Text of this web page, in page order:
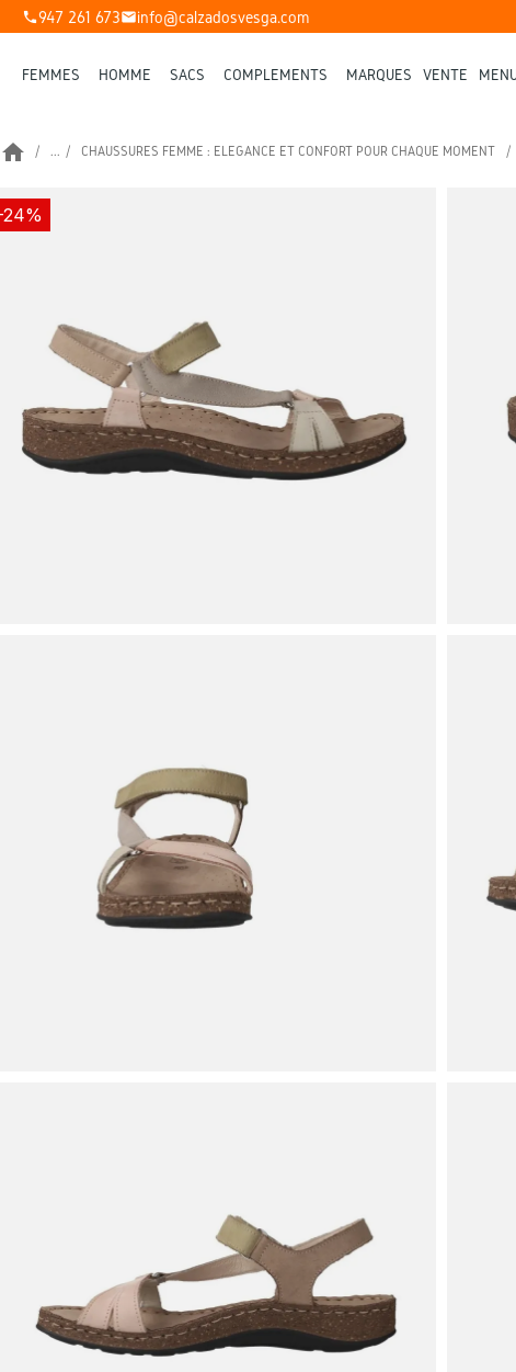
phone947 261 673mailinfo@calzadosvesga.com
FEMMES HOMME SACS COMPLÉMENTS MARQUES VENTE
home ... CHAUSSURES FEMME : ÉLÉGANCE ET CONFORT POUR CHAQUE MOMENT